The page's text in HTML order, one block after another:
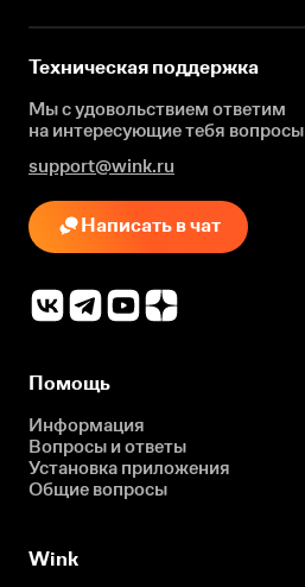
Техническая поддержка
Мы с удовольствием ответим
на интересующиетебя вопросы
support@wink.ru
Написать в чат
Помощь
Информация
Вопросы и ответы
Установка приложения
Общие вопросы
Wink